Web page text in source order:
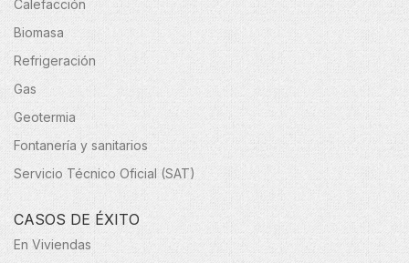
Calefacción
Biomasa
Refrigeración
Gas
Geotermia
Fontanería y sanitarios
Servicio Técnico Oficial (SAT)
CASOS DE ÉXITO
En Viviendas